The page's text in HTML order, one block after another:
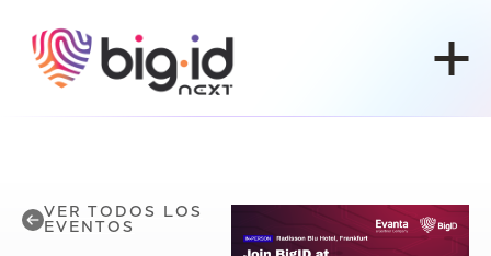
VER TODOS LOS
EVENTOS